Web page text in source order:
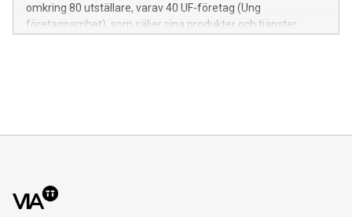
omkring 80 utställare, varav 40 UF-företag (Ung
företagsamhet), som säljer sina produkter och tjänster.